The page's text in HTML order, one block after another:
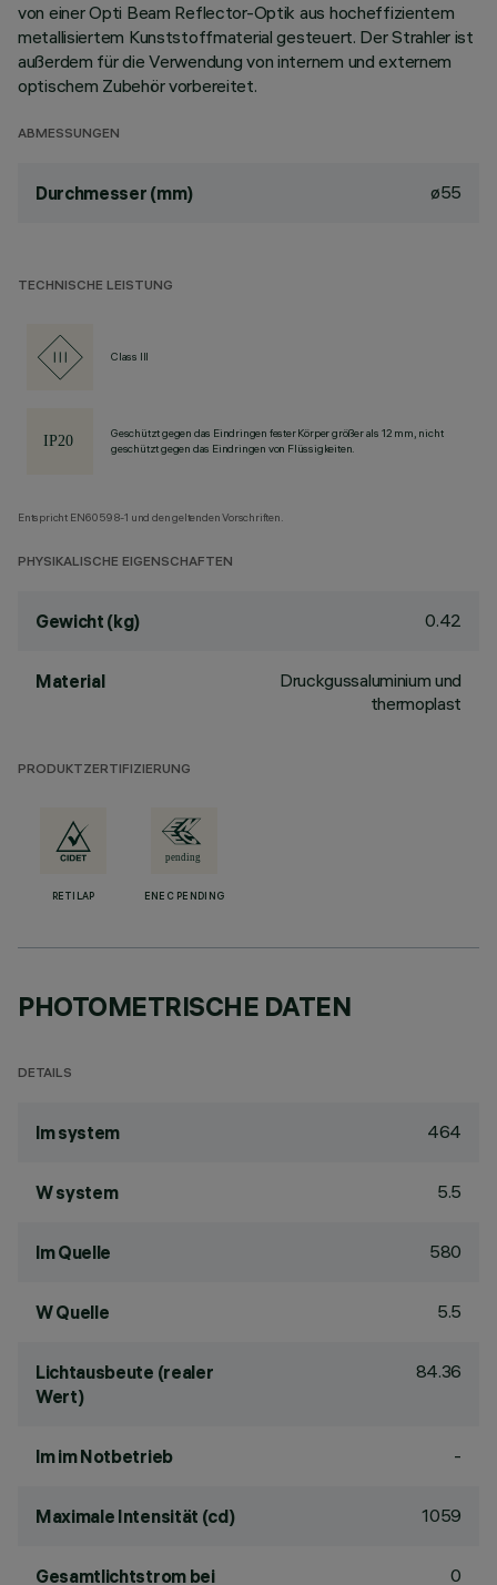
von einer Opti Beam Reflector-Optik aus hocheffizientem
metallisiertem Kunststoffmaterial gesteuert. Der Strahler ist
außerdem für die Verwendung von internem und externem
optischem Zubehör vorbereitet.
ABMESSUNGEN
Durchmesser (mm) ø55
TECHNISCHE LEISTUNG
Class III
Geschützt gegen das Eindringen fester Körper größer als 12 mm, nicht
geschützt gegen das Eindringen von Flüssigkeiten.
Entspricht EN60598-1 und den geltenden Vorschriften.
PHYSIKALISCHE EIGENSCHAFTEN
Gewicht (kg) 0.42
Material
Druckgussaluminium und
thermoplast
PRODUKTZERTIFIZIERUNG
RETILAP ENEC PENDING
PHOTOMETRISCHE DATEN
DETAILS
lm system 464
W system 5.5
lm Quelle 580
W Quelle 5.5
Lichtausbeute (realer
Wert)
84.36
lm im Notbetrieb -
Maximale Intensität (cd) 1059
Gesamtlichtstrom bei 0